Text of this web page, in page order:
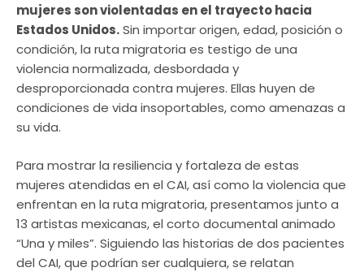
mujeres son violentadas en el trayecto hacia
Estados Unidos.Sin importar origen, edad, posición o
condición, la ruta migratoria es testigo de una
violencia normalizada, desbordada y
desproporcionada contra mujeres. Ellas huyen de
condiciones de vida insoportables, como amenazas a
su vida.
Para mostrar la resiliencia y fortaleza de estas
mujeres atendidas en el CAI, así como la violencia que
enfrentan en la ruta migratoria, presentamos junto a
13 artistas mexicanas, el corto documental animado
“Una y miles”. Siguiendo las historias de dos pacientes
del CAI, que podrían ser cualquiera, se relatan